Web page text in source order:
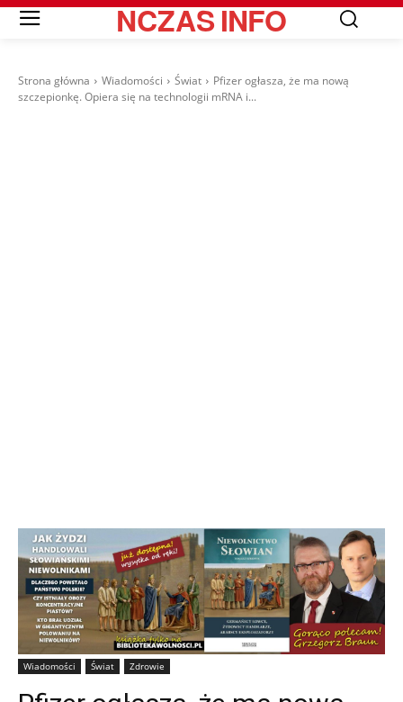
NCZASINFO
Strona główna Wiadomości Świat
Pfizer ogłasza, że ma nową
szczepionkę. Opiera się na technologii mRNA i...
Wiadomości Świat Zdrowie